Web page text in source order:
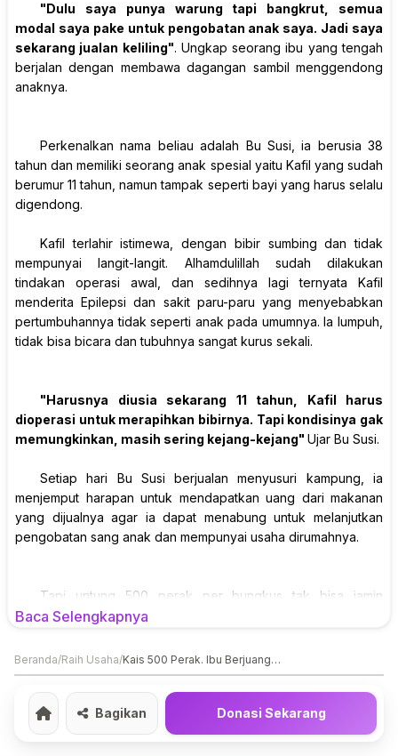
"Dulu saya punya warung tapi bangkrut, semua
modal saya pake untuk pengobatan anak saya. Jadi saya
sekarang jualan keliling". Ungkap seorang ibu yang tengah
berjalan dengan membawa dagangan sambil menggendong
anaknya.
Perkenalkan nama beliau adalah Bu Susi, ia berusia 38
tahun dan memiliki seorang anak spesial yaitu Kafil yang sudah
berumur 11 tahun, namun tampak seperti bayi yang harus selalu
digendong.
Kafil terlahir istimewa, dengan bibir sumbing dan tidak
mempunyai langit-langit. Alhamdulillah sudah dilakukan
tindakan operasi awal, dan sedihnya lagi ternyata Kafil
menderita Epilepsi dan sakit paru-paru yang menyebabkan
pertumbuhannya tidak seperti anak pada umumnya. Ia lumpuh,
tidak bisa bicara dan tubuhnya sangat kurus sekali.
"Harusnya diusia sekarang 11 tahun, Kafil harus
dioperasi untuk merapihkan bibirnya. Tapi kondisinya gak
memungkinkan, masih sering kejang-kejang" Ujar Bu Susi.
Setiap hari Bu Susi berjualan menyusuri kampung, ia
menjemput harapan untuk mendapatkan uang dari makanan
yang dijualnya agar ia dapat menabung untuk melanjutkan
pengobatan sang anak dan mempunyai usaha dirumahnya.
Tapi untung 500 perak per bungkus tak bisa jamin
harapan itu terwujud. Dalam sehari, dapat uang 10rb rasanya
Saat ini Kafil sering kejang-kejang, seharusnya ia
menjalani pengobatan rutin di rumah sakit dan mengkonsumsi
obat kejang. Namun apa daya, penghasilan sang suami dari
buruh bangunan dan jualan makanan tidak mencukupi untuk
Baca Selengkapnya
Beranda/Raih Usaha/ Kais 500 Perak. Ibu Berjuang Untuk Besarkan Anak Lumpuh
Home
Bagikan Donasi Sekarang